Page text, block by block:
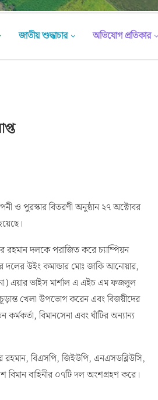
জাতীয় শুদ্ধাচার অভিযোগ প্রতিকার
ও পুরস্কার বিতরণী অনুষ্ঠান ২৭ অক্টোবর
রহমান দলকে পরাজিত করে চ্যাম্পিয়ন
দলের উইং কমান্ডার মোঃ জাকি আনোয়ার,
এয়ার ভাইস মার্শাল এ এইচ এম ফজলুল
খেলা উপভোগ করেন এবং বিজয়ীদের
বিমানসেনা এবং ঘাঁটির অন্যান্য
রহমান, বিএসপি, জিইউপি, এনএসডব্লিউসি,
বিমান বাহিনীর ০৭টি দল অংশগ্রহণ করে।